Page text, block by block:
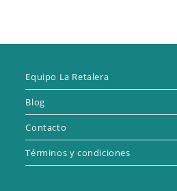
Equipo La Retalera
Blog
Contacto
Términos y condiciones